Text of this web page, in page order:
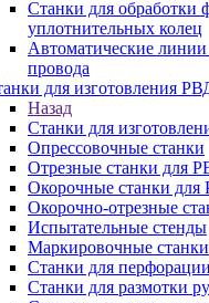
Станки для обработки
уплотнительных колец
Автоматические линии
провода
для изготовления
Назад
Станки для
Опрессовочные станки
Отрезные станки для
Окорочные станки для
Окорочно-отрезные
Испытательные стенды
Маркировочные станки
Станки для
Станки для размотки